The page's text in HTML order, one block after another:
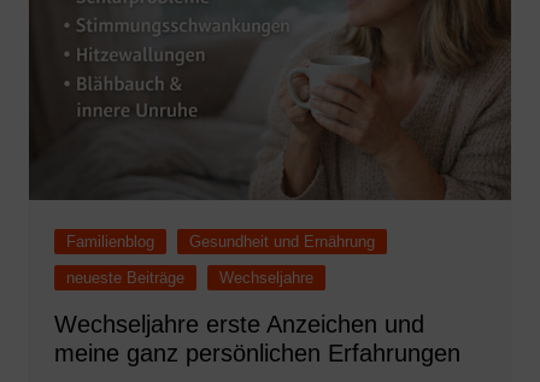
Familienblog
Gesundheit und Ernährung
neueste Beiträge
Wechseljahre
Wechseljahre erste Anzeichen und
meine ganz persönlichen Erfahrungen